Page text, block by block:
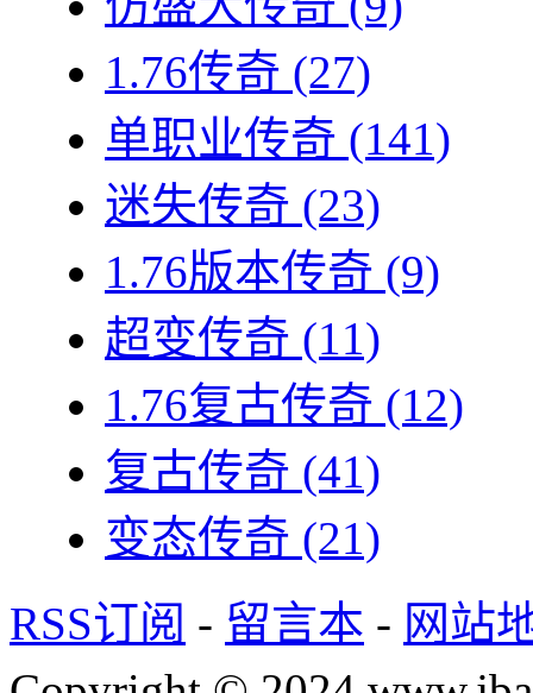
1.76传奇 (27)
单职业传奇 (141)
迷失传奇 (23)
1.76版本传奇 (9)
超变传奇 (11)
1.76复古传奇 (12)
复古传奇 (41)
变态传奇 (21)
RSS订阅 - 留言本 - 网站